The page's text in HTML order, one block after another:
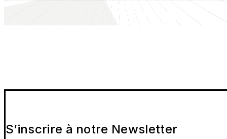
S’inscrire à notre Newsletter